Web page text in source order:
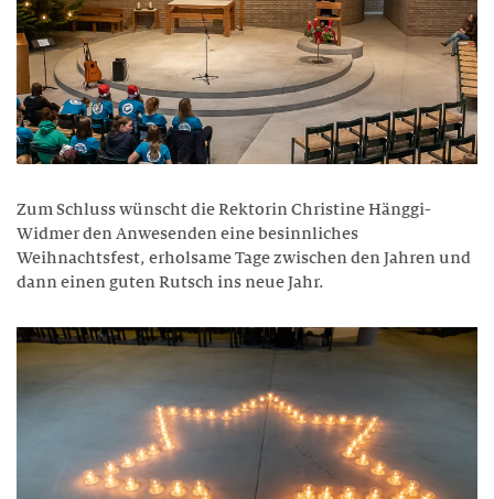
Zum Schluss wünscht die Rektorin Christine Hänggi-
Widmer den Anwesenden eine besinnliches
Weihnachtsfest, erholsame Tage zwischen den Jahren und
dann einen guten Rutsch ins neue Jahr.